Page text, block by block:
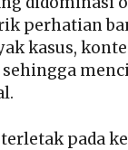
perhatian
kasus,
pada